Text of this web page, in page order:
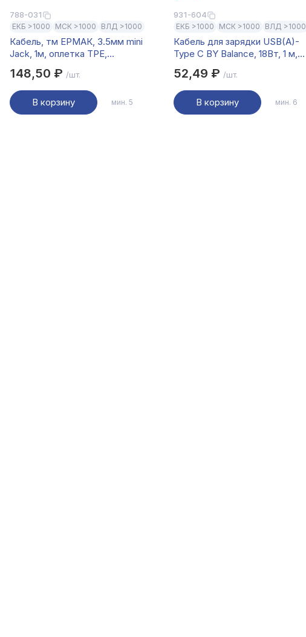
788-031
ЕКБ >1000 МСК >1000 ВЛД >1000
Кабель, тм ЕРМАК, 3.5мм mini
Jack, 1м, оплетка TPE,
148,50 ₽ /шт.
В корзину мин. 5
931-604
ЕКБ >1000 МСК >1000 ВЛД >1000
Кабель для зарядки USB(A)-
Type C BY Balance, 18Вт, 1 м,
52,49 ₽/шт.
В корзину мин. 6